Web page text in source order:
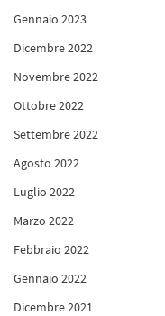
Gennaio 2023
Dicembre 2022
Novembre 2022
Ottobre 2022
Settembre 2022
Agosto 2022
Luglio 2022
Marzo 2022
Febbraio 2022
Gennaio 2022
Dicembre 2021